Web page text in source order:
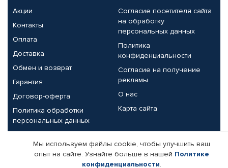
Акции
Контакты
Оплата
Доставка
Обмен и возврат
Гарантия
Договор-оферта
Политика обработки
персональных данных
Согласие посетителя сайта
на обработку
персональных данных
Политика
конфиденциальности
Согласие на получение
рекламы
О нас
Карта сайта
Партнерам
Корпоративным клиентам Реквизиты компании
Мы используем файлы cookie, чтобы улучшить ваш
опыт на сайте. Узнайте больше в нашей Политике
конфиденциальности.